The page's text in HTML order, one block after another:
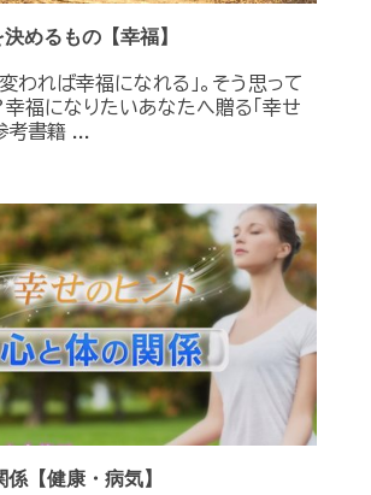
めるもの【幸福】
変われば幸福になれる」。そう思って
福になりたいあなたへ贈る「幸せ
考書籍 ...
【健康・病気】